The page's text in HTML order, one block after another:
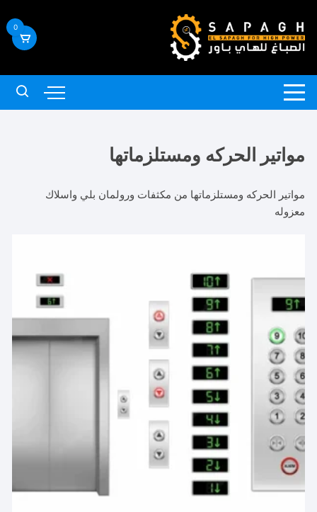
إلى
المحتوى
0
مواتير الحركه ومستلزماتها
مواتير الحركه ومستلزماتها من مكثفات ورولمان بلي واسلاك
معزوله